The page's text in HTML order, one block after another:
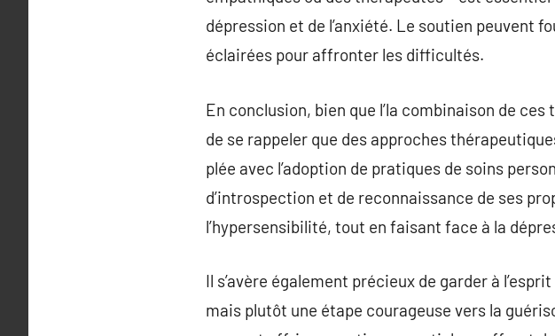
dépression et de l’anxiété. Le soutien peuvent
éclairées pour affronter les difficultés.
En conclusion, bien que l’la combinaison de
de se rappeler que des approches
plée avec l’adoption de pratiques de soins
d’introspection et de reconnaissance de ses
l’hypersensibilité, tout en faisant face à la
Il s’avère également précieux de garder à
mais plutôt une étape courageuse vers la